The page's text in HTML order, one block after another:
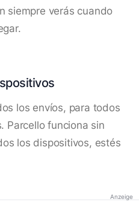
siempre verás cuando
los envíos, para todos
Parcello funciona sin
los dispositivos, estés
Anzeige